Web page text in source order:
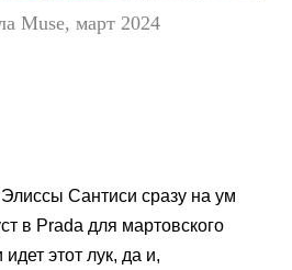
Muse, март 2024
Сантиси сразу на ум
в Prada для мартовского
этот лук, да и,